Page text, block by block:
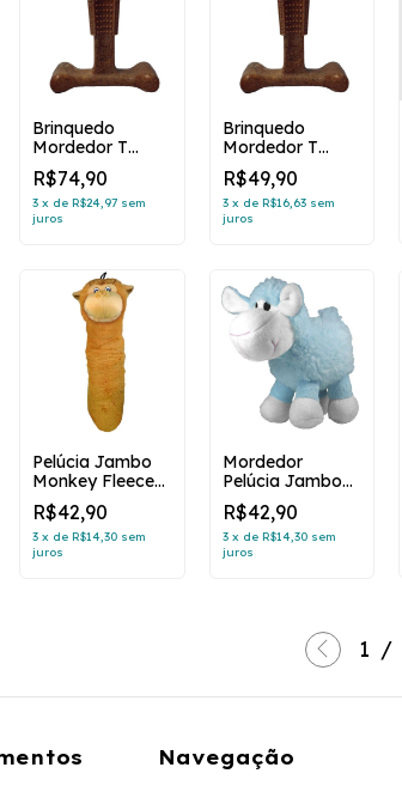
Brinquedo
Mordedor T
Bamboobone
Carne para Cães
- Médio
R$74,90
3 x deR$24,97 sem
juros
Brinquedo
Mordedor T
Bamboobone
Carne para Cães
- Pequeno
R$49,90
3 x de R$16,63 sem
juros
Pelúcia Jambo
Monkey Fleece
Pequeno 30cm
R$42,90
3 x deR$14,30 sem
juros
Mordedor
Pelúcia Jambo
Ovelha Meeeh -
Azul
R$42,90
3 x de R$14,30 sem
juros
1 /
Navegação